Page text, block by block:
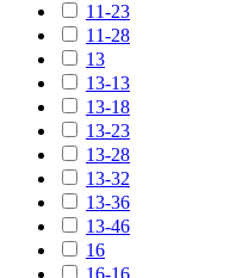
11-23
11-28
13
13-13
13-18
13-23
13-28
13-32
13-36
13-46
16